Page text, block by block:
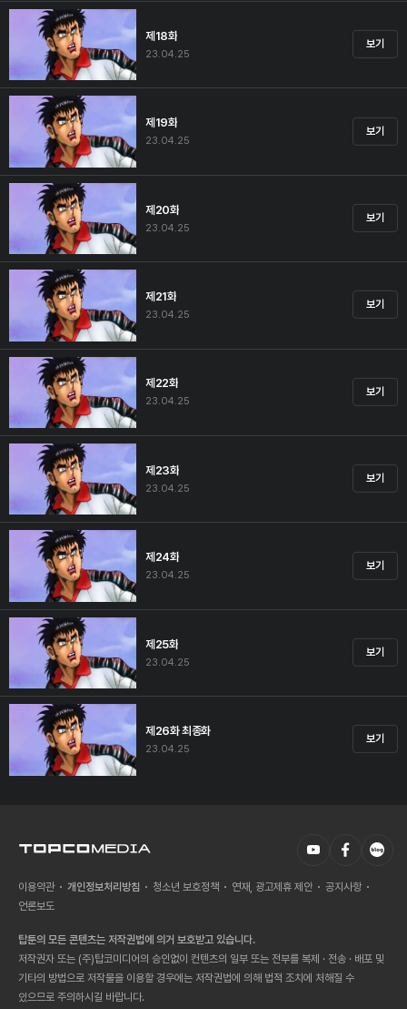
제18화
23.04.25
보기
제19화
23.04.25
보기
제20화
23.04.25
보기
제21화
23.04.25
보기
제22화
23.04.25
보기
제23화
23.04.25
보기
제24화
23.04.25
보기
제25화
23.04.25
보기
제26화 최종화
23.04.25
보기
이용약관 개인정보처리방침 청소년 보호정책 연재, 광고제휴 제안
공지사항
언론보도
탑툰의 모든 콘텐츠는 저작권법에 의거 보호받고 있습니다.
저작권자 또는 (주)탑코미디어의 승인없이 컨텐츠의 일부 또는 전부를 복제 · 전송 · 배포 및
기타의 방법으로 저작물을 이용할 경우에는 저작권법에 의해 법적 조치에 처해질 수
있으므로 주의하시길 바랍니다.